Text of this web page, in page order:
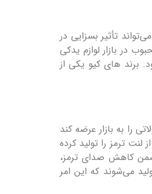
تأثیر بسزایی در
در بازار لوازم یدکی
برند های کیو یکی از
را به بازار عرضه کند
لنت ترمز را تولید کرده
ضمن کاهش صدای ترمز،
می‌شوند که این امر